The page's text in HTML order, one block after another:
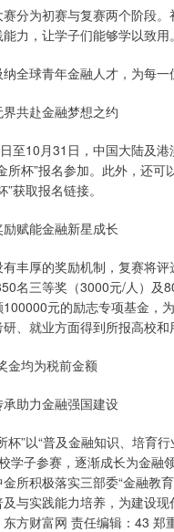
为初赛与复赛两个阶段。
力，让学子们能够学以致用
球青年金融人才，为每一
共赴金融梦想之约
10月31日，中国大陆及港
所杯”报名参加。此外，还可
”获取报名链接。
赋能金融新星成长
厚的奖励机制，复赛将评
名三等奖（3000元/人）及
元的励志专项基金，
、就业方面得到所报高校和
均为税前金额
助力金融强国建设
”以“普及金融知识、培育行
学子参赛，逐渐成长为金融
金所积极落实三部委“金融教
与实践能力培养，为建设
方财富网 责任编辑：43 郑
上证指数